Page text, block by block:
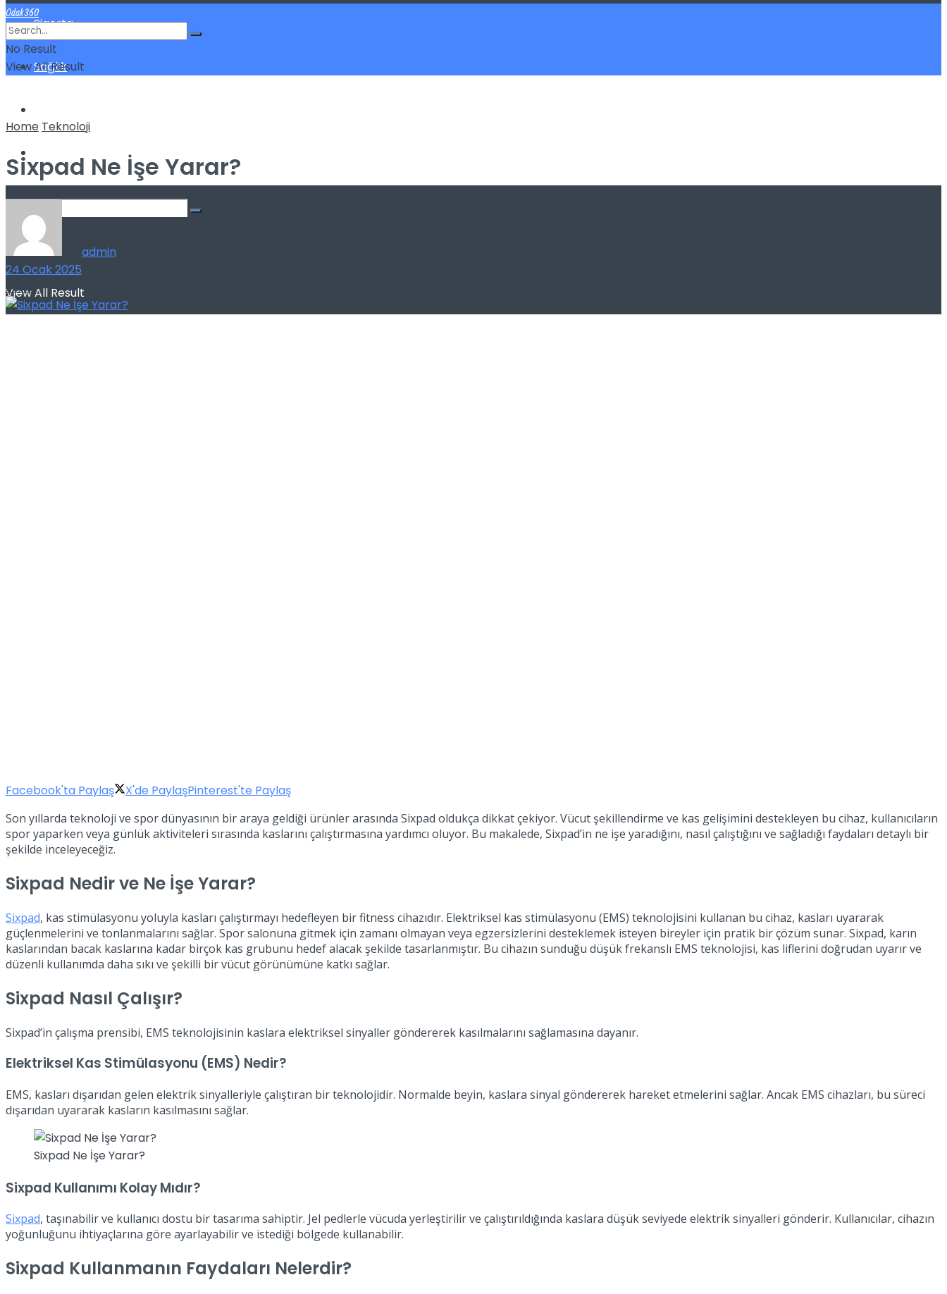
Sigorta
Sağlık
No Result
View All Result
Odak360
No Result
View All Result
Home Teknoloji
Sixpad Ne İşe Yarar?
admin
24 Ocak 2025
1456
Facebook'ta Paylaş X'de PaylaşPinterest'te Paylaş
Son yıllarda teknoloji ve spor dünyasının bir araya geldiği ürünler arasında Sixpad oldukça dikkat çekiyor. Vücut şekillendirme ve kas gelişimini destekleyen bu cihaz, kullanıcıların
spor yaparken veya günlük aktiviteleri sırasında kaslarını çalıştırmasına yardımcı oluyor. Bu makalede, Sixpad’in ne işe yaradığını, nasıl çalıştığını ve sağladığı faydaları detaylı bir
şekilde inceleyeceğiz.
Sixpad Nedir ve Ne İşe Yarar?
Sixpad, kas stimülasyonu yoluyla kasları çalıştırmayı hedefleyen bir fitness cihazıdır. Elektriksel kas stimülasyonu (EMS) teknolojisini kullanan bu cihaz, kasları uyararak
güçlenmelerini ve tonlanmalarını sağlar. Spor salonuna gitmek için zamanı olmayan veya egzersizlerini desteklemek isteyen bireyler için pratik bir çözüm sunar. Sixpad, karın
kaslarından bacak kaslarına kadar birçok kas grubunu hedef alacak şekilde tasarlanmıştır. Bu cihazın sunduğu düşük frekanslı EMS teknolojisi, kas liflerini doğrudan uyarır ve
düzenli kullanımda daha sıkı ve şekilli bir vücut görünümüne katkı sağlar.
Sixpad Nasıl Çalışır?
Sixpad’in çalışma prensibi, EMS teknolojisinin kaslara elektriksel sinyaller göndererek kasılmalarını sağlamasına dayanır.
Elektriksel Kas Stimülasyonu (EMS) Nedir?
EMS, kasları dışarıdan gelen elektrik sinyalleriyle çalıştıran bir teknolojidir. Normalde beyin, kaslara sinyal göndererek hareket etmelerini sağlar. Ancak EMS cihazları, bu süreci
dışarıdan uyararak kasların kasılmasını sağlar.
Sixpad Ne İşe Yarar?
Sixpad Kullanımı Kolay Mıdır?
Sixpad, taşınabilir ve kullanıcı dostu bir tasarıma sahiptir. Jel pedlerle vücuda yerleştirilir ve çalıştırıldığında kaslara düşük seviyede elektrik sinyalleri gönderir. Kullanıcılar, cihazın
yoğunluğunu ihtiyaçlarına göre ayarlayabilir ve istediği bölgede kullanabilir.
Sixpad Kullanmanın Faydaları Nelerdir?